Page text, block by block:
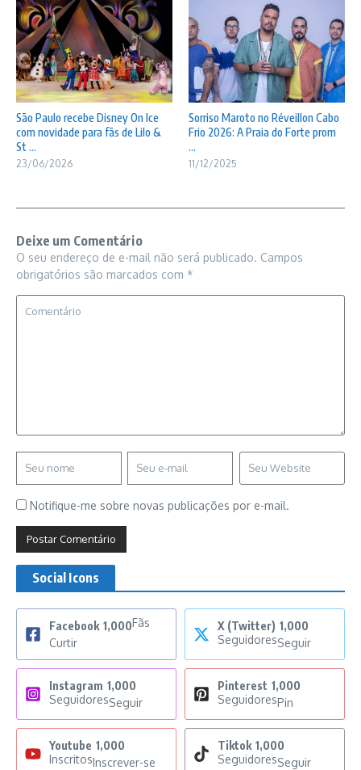
São Paulo recebe Disney On Ice
com novidade para fãs de Lilo &
St ...
23/06/2026
Sorriso Maroto no Réveillon Cabo
Frio 2026: A Praia do Forte prom
...
11/12/2025
Deixe um Comentário
O seu endereço de e-mail não será publicado. Campos
obrigatórios são marcados com *
Notifique-me sobre novas publicações por e-mail.
Social Icons
Facebook 1,000Fãs
Curtir
X (Twitter) 1,000
SeguidoresSeguir
Instagram 1,000
SeguidoresSeguir
Pinterest 1,000
SeguidoresPin
Youtube 1,000
InscritosInscrever-se
Tiktok 1,000
SeguidoresSeguir